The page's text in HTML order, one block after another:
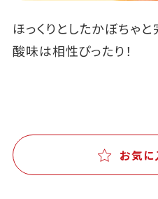
ほっくりとしたかぼちゃ
酸味は相性ぴったり！
お気に